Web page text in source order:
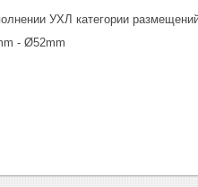
УХЛ категории
- Ø52mm